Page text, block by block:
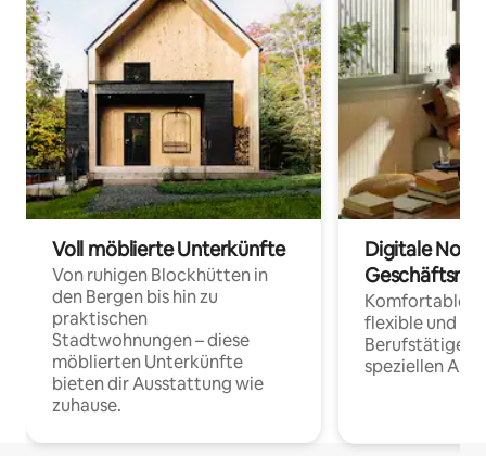
Voll möblierte Unterkünfte
Von ruhigen Blockhütten in
den Bergen bis hin zu
praktischen
Stadtwohnungen – diese
möblierten Unterkünfte
bieten dir Ausstattung wie
zuhause.
Digitale
Komfortable
flexible und
Berufstätige
speziellen